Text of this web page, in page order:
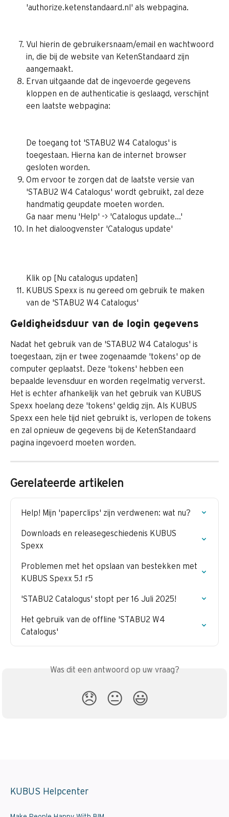
'authorize.ketenstandaard.nl' als webpagina.
Vul hierin de gebruikersnaam/email en wachtwoord
in, die bij de website van KetenStandaard zijn
aangemaakt.
Ervan uitgaande dat de ingevoerde gegevens
kloppen en de authenticatie is geslaagd, verschijnt
een laatste webpagina:
De toegang tot 'STABU2 W4 Catalogus' is
toegestaan. Hierna kan de internet browser
gesloten worden.
Om ervoor te zorgen dat de laatste versie van
'STABU2 W4 Catalogus' wordt gebruikt, zal deze
handmatig geupdate moeten worden.
Ga naar menu 'Help' -> 'Catalogus update...'
In het dialoogvenster 'Catalogus update'
Klik op [Nu catalogus updaten]
KUBUS Spexx is nu gereed om gebruik te maken
van de 'STABU2 W4 Catalogus'
Geldigheidsduur van de login gegevens
Nadat het gebruik van de 'STABU2 W4 Catalogus' is
toegestaan, zijn er twee zogenaamde 'tokens' op de
computer geplaatst. Deze 'tokens' hebben een
bepaalde levensduur en worden regelmatig ververst.
Het is echter afhankelijk van het gebruik van KUBUS
Spexx hoelang deze 'tokens' geldig zijn. Als KUBUS
Spexx een hele tijd niet gebruikt is, verlopen de tokens
en zal opnieuw de gegevens bij de KetenStandaard
pagina ingevoerd moeten worden.
Gerelateerde artikelen
Help! Mijn 'paperclips' zijn verdwenen: wat nu?
Downloads en releasegeschiedenis KUBUS
Spexx
Problemen met het opslaan van bestekken met
KUBUS Spexx 5.1 r5
'STABU2 Catalogus' stopt per 16 Juli 2025!
Het gebruik van de offline 'STABU2 W4
Catalogus'
Was dit een antwoord op uw vraag?
😞 😐 😃
KUBUS Helpcenter